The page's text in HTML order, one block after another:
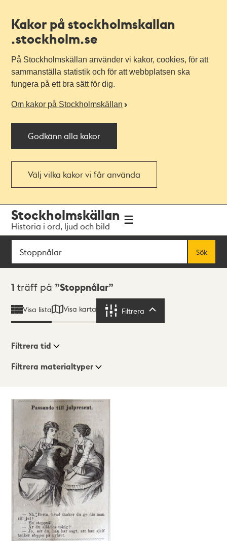
Kakor på stockholmskallan
.stockholm.se
På Stockholmskällan använder vi kakor, cookies, för att
sammanställa statistik och för att webbplatsen ska
fungera på ett bra sätt för dig.
Om kakor på Stockholmskällan
Godkänn alla kakor
Välj vilka kakor vi får använda
navigationen
huvudinnehållet
Stockholmskällan
Historia i ord, ljud och bild
Sök
Sök
Sökresultat
1 träff på Stoppnålar
Visa lista Visa karta Filtrera
Visningsläge
ListaKarta
Filtrera tid
Filtrera materialtyper
träffar